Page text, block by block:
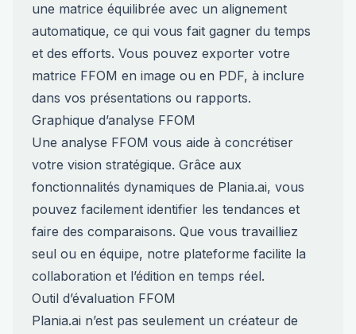
une matrice équilibrée avec un alignement
automatique, ce qui vous fait gagner du temps
et des efforts. Vous pouvez exporter votre
matrice FFOM en image ou en PDF, à inclure
dans vos présentations ou rapports.
Graphique d’analyse FFOM
Une analyse FFOM vous aide à concrétiser
votre vision stratégique. Grâce aux
fonctionnalités dynamiques de Plania.ai, vous
pouvez facilement identifier les tendances et
faire des comparaisons. Que vous travailliez
seul ou en équipe, notre plateforme facilite la
collaboration et l’édition en temps réel.
Outil d’évaluation FFOM
Plania.ai n’est pas seulement un créateur de